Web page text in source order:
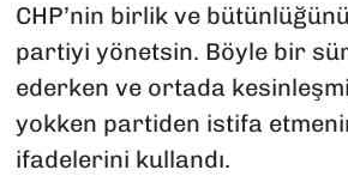
CHP’nin birlik ve
partiyi yönetsin. Böyle bir
ederken ve ortada
yokken partiden istifa
ifadelerini kullandı.